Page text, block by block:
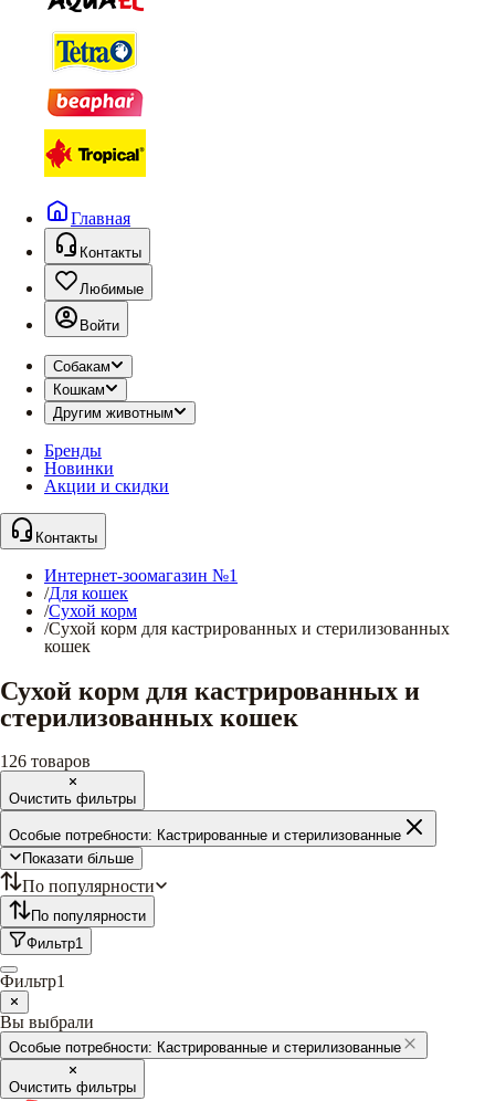
Главная
Контакты
Любимые
Войти
Собакам
Кошкам
Другим животным
Бренды
Новинки
Акции и скидки
Контакты
Интернет-зоомагазин №1
/Для кошек
/Сухой корм
/Сухой корм для кастрированных и стерилизованных
кошек
Сухой корм для кастрированных и
стерилизованных кошек
126 товаров
Очистить фильтры
Особые потребности: Кастрированные и стерилизованные
Показати більше
По популярности
По популярности
Фильтр1
Фильтр1
Вы выбрали
Особые потребности: Кастрированные и стерилизованные
Очистить фильтры